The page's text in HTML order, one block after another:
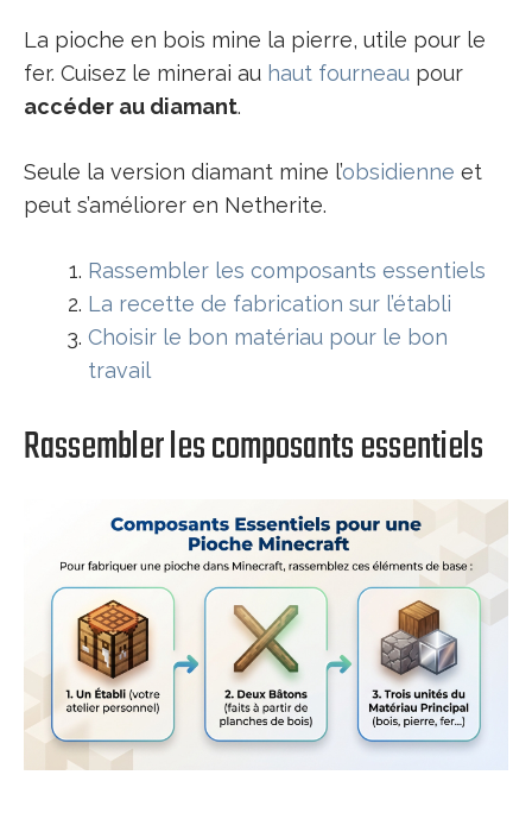
La pioche en bois mine la pierre, utile pour le
fer. Cuisez le minerai au haut fourneau pour
accéder au diamant.
Seule la version diamant mine l’obsidienne et
peut s’améliorer en Netherite.
Rassembler les composants essentiels
La recette de fabrication sur l’établi
Choisir le bon matériau pour le bon
travail
Rassembler les composants essentiels